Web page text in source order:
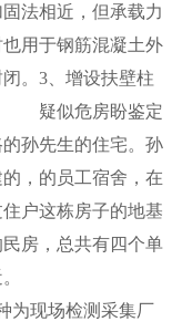
法相近，但承载力
用于钢筋混凝土外
。3、增设扶壁柱
疑似危房盼鉴定
孙先生的住宅。孙
，的员工宿舍，在
户这栋房子的地基
房，总共有四个单
现场检测采集厂